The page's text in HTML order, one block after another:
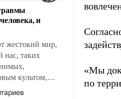
и
жестокий мир,
нас, таких
культом,
и
«Мы
по